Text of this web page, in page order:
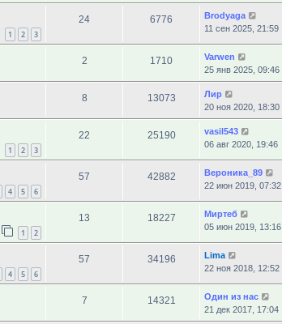
1 2 3
24 6776
Brodyaga
11 сен 2025, 21:59
2 1710
Varwen
25 янв 2025, 09:46
8 13073
Лир
20 ноя 2020, 18:30
1 2 3
22 25190
vasil543
06 авг 2020, 19:46
4 5 6
57 42882
Вероника_89
22 июн 2019, 07:32
1 2
13 18227
Миртеб
05 июн 2019, 13:16
4 5 6
57 34196
Lima
22 ноя 2018, 12:52
7 14321
Один из нас
21 дек 2017, 17:04